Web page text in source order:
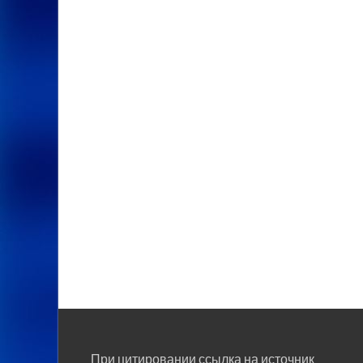
При цитировании ссылка на источник